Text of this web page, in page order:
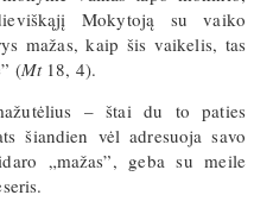
Mokytoją su vaiko
mažas, kaip šis vaikelis, tas
(Mt18, 4).
– štai du to paties
šiandien vėl adresuoja savo
„mažas”, geba su meile